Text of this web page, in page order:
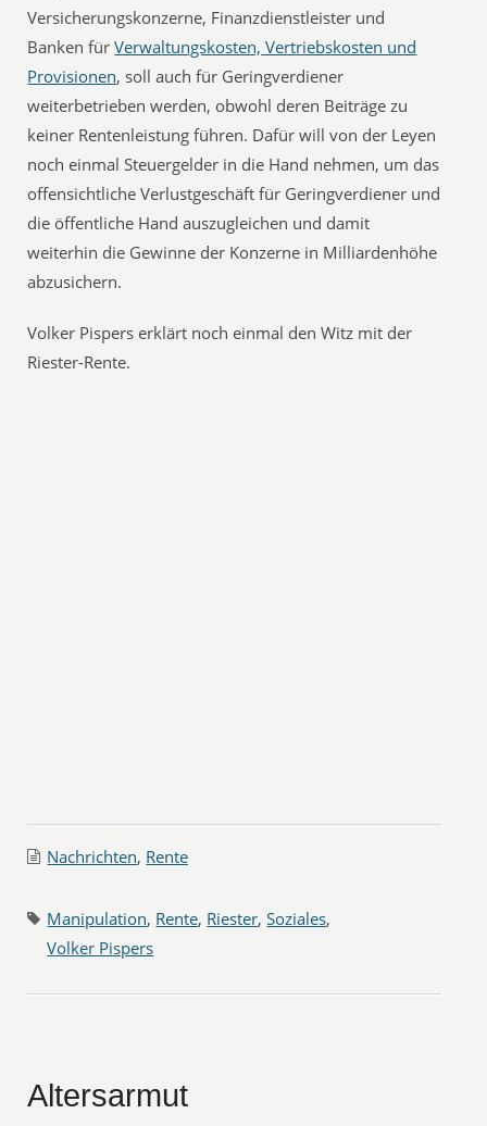
Versicherungskonzerne, Finanzdienstleister und
Banken fürVerwaltungskosten, Vertriebskosten und
Provisionen, soll auch für Geringverdiener
weiterbetrieben werden, obwohl deren Beiträge zu
keiner Rentenleistung führen. Dafür will von der Leyen
noch einmal Steuergelder in die Hand nehmen, um das
offensichtliche Verlustgeschäft für Geringverdiener und
die öffentliche Hand auszugleichen und damit
weiterhin die Gewinne der Konzerne in Milliardenhöhe
abzusichern.
Volker Pispers erklärt noch einmal den Witz mit der
Riester-Rente.
Nachrichten, Rente
Manipulation, Rente, Riester,Soziales,
Volker Pispers
Altersarmut